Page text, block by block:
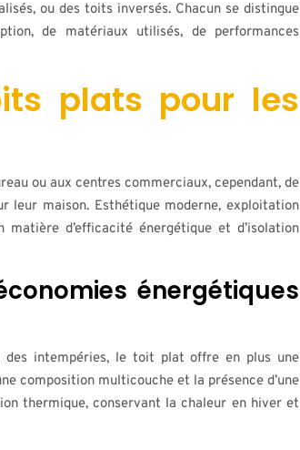
ou des toits inversés. Chacun se distingue
de matériaux utilisés, de performances
plats pour les
ou aux centres commerciaux, cependant, de
leur maison. Esthétique moderne, exploitation
d’efficacité énergétique et d’isolation
énergétiques
intempéries, le toit plat offre en plus une
composition multicouche et la présence d’une
thermique, conservant la chaleur en hiver et